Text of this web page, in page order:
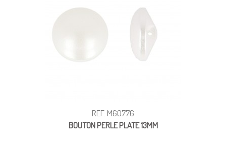
REF: M60776
BOUTON PERLE PLATE 13MM